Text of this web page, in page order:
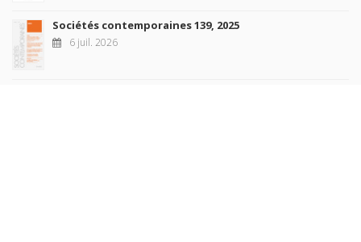
Sociétés contemporaines 139, 2025
6 juil. 2026